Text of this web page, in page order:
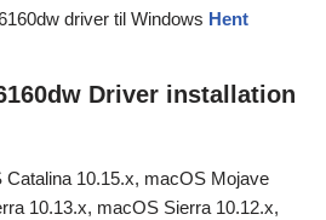
driver til Windows Hent
Driver installation
Catalina 10.15.x, macOS Mojave
10.13.x, macOS Sierra 10.12.x,